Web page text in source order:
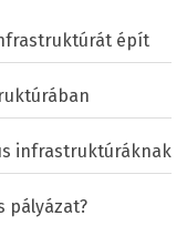
épít
infrastruktúráknak
pályázat?